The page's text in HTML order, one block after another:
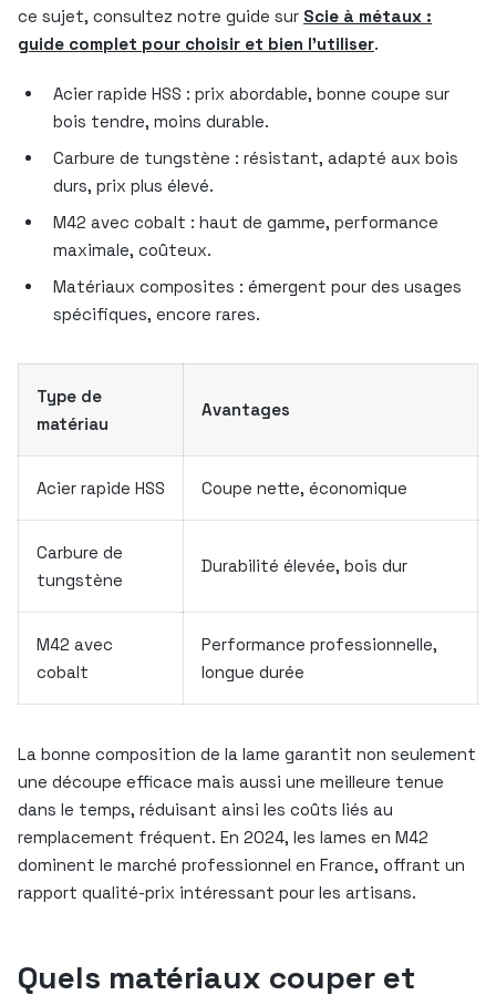
ce sujet, consultez notre guide sur Scie à métaux :
guide complet pour choisir et bien l’utiliser.
Acier rapide HSS : prix abordable, bonne coupe sur
bois tendre, moins durable.
Carbure de tungstène : résistant, adapté aux bois
durs, prix plus élevé.
M42 avec cobalt : haut de gamme, performance
maximale, coûteux.
Matériaux composites : émergent pour des usages
spécifiques, encore rares.
Type de
matériau
Avantages
Acier rapide HSS Coupe nette, économique
Carbure de
tungstène
Durabilité élevée, bois dur
M42 avec
cobalt
Performance professionnelle,
longue durée
La bonne composition de la lame garantit non seulement
une découpe efficace mais aussi une meilleure tenue
dans le temps, réduisant ainsi les coûts liés au
remplacement fréquent. En 2024, les lames en M42
dominent le marché professionnel en France, offrant un
rapport qualité-prix intéressant pour les artisans.
Quels matériaux couper et